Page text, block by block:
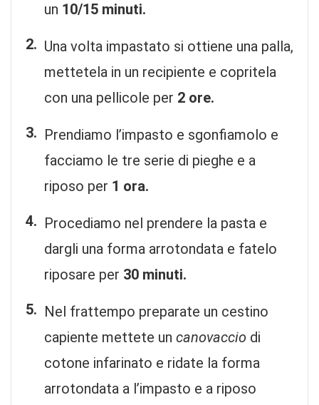
un 10/15 minuti.
Una volta impastato si ottiene una palla,
mettetela in un recipiente e copritela
con una pellicole per 2 ore.
Prendiamo l’impasto e sgonfiamolo e
facciamo le tre serie di pieghe e a
riposo per 1 ora.
Procediamo nel prendere la pasta e
dargli una forma arrotondata e fatelo
riposare per 30 minuti.
Nel frattempo preparate un cestino
capiente mettete un canovaccio di
cotone infarinato e ridate la forma
arrotondata a l’impasto e a riposo